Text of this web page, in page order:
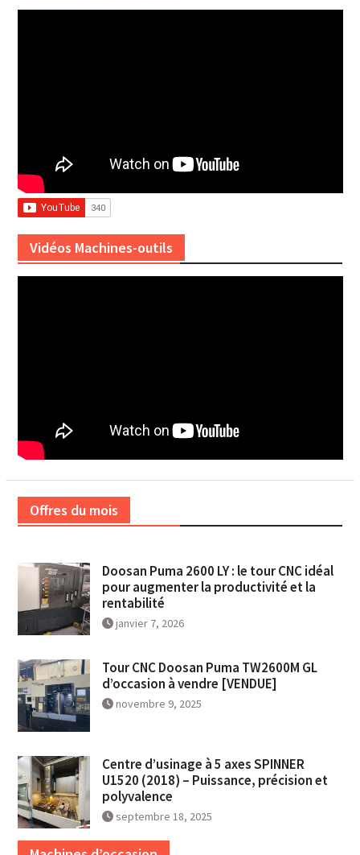
Vidéos Machines-outils
Offres du mois
Doosan Puma 2600 LY : le tour CNC idéal
pour augmenter la productivité et la
rentabilité
janvier 7, 2026
Tour CNC Doosan Puma TW2600M GL
d’occasion à vendre [VENDUE]
novembre 9, 2025
Centre d’usinage à 5 axes SPINNER
U1520 (2018) – Puissance, précision et
polyvalence
septembre 18, 2025